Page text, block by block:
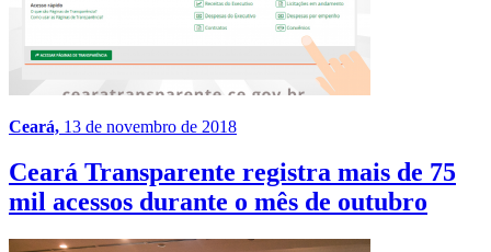
Ceará, 13 de novembro de 2018
Ceará Transparente registra mais de 75
mil acessos durante o mês de outubro